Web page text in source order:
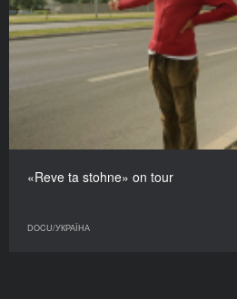
«Reve ta stohne» on tour
DOCU/УКРАЇНА